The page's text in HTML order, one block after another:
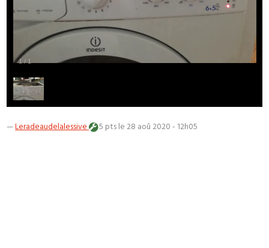
1 / 1
—Leradeaudelalessive 5 ptsle 28 aoû 2020 - 12h05